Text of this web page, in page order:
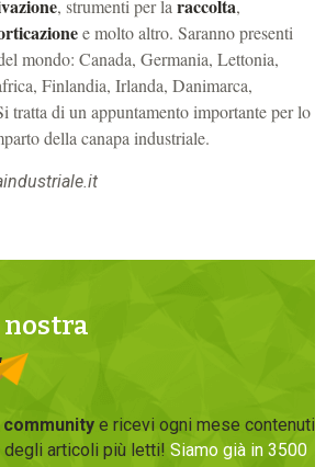
, strumenti per la raccolta,
e molto altro. Saranno presenti
mondo: Canada, Germania, Lettonia,
, Finlandia, Irlanda, Danimarca,
tratta di un appuntamento importante per lo
della canapa industriale.
e ricevi ogni mese contenuti
articoli più letti! Siamo già in 3500